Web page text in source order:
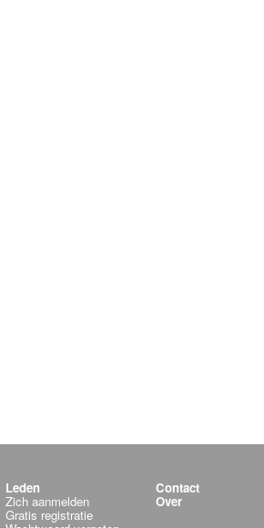
Leden
Zich aanmelden
Gratis registratie
Contact
Over